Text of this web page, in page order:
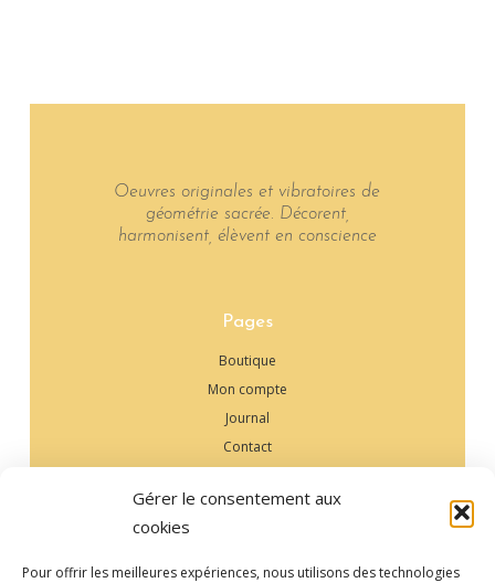
Gérer le consentement aux
cookies
Pour offrir les meilleures expériences, nous utilisons des technologies
Oeuvres originales et vibratoires de
géométrie sacrée. Décorent,
harmonisent, élèvent en conscience
Pages
Boutique
Mon compte
Journal
Contact